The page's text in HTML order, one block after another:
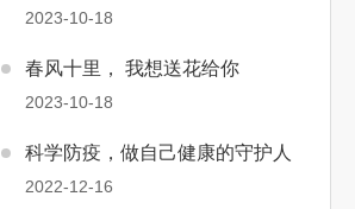
2023-10-18
春风十里， 我想送花给你
2023-10-18
科学防疫，做自己健康的守护人
2022-12-16